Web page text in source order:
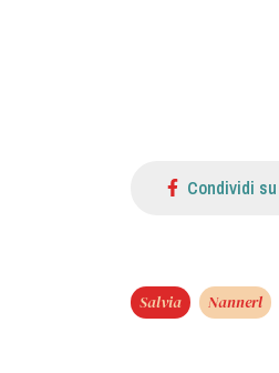
Condividi
Salvia Nannerl